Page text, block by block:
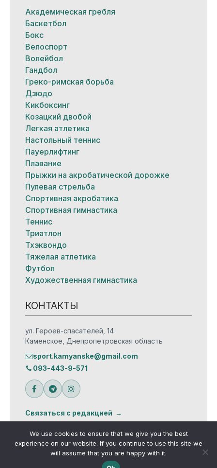
Академическая гребля
Баскетбол
Бокс
Велоспорт
Волейбол
Гандбол
Греко-римская борьба
Дзюдо
Кикбоксинг
Козацкий двобой
Легкая атлетика
Настольный теннис
Пауерлифтинг
Плавание
Прыжки на акробатической дорожке
Пулевая стрельба
Спортивная акробатика
Спортивная гимнастика
Теннис
Триатлон
Тхэквондо
Тяжелая атлетика
Футбол
Художественная гимнастика
КОНТАКТЫ
ул. Героев-спасателей, 14
Каменское, Днепропетровская область
sport.kamyanske@gmail.com
093-443-9-571
Связаться с редакцией
© Все права защищены
We use cookies to ensure that we give you the best
experience on our website. If you continue to use this site we
will assume that you are happy with it.